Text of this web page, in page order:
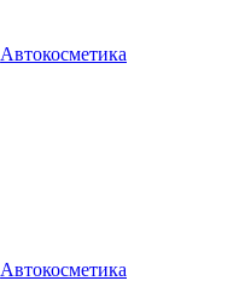
Автокосметика
Автокосметика